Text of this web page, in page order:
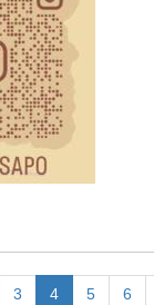
3 4 5 6